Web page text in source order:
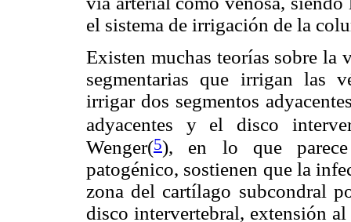
el sistema de irrigación de la
Existen muchas teorías sobre la
segmentarias que irrigan las
irrigar dos segmentos
adyacentes y el disco
Wenger(5), en lo que parece
patogénico, sostienen que la
zona del cartílago subcondral
disco intervertebral, extensión